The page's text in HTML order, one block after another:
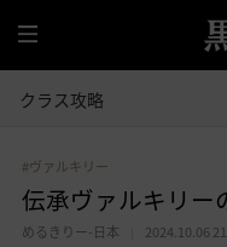
全
体
クラス攻略
#ヴァルキリー
伝承ヴァルキリー
めるきりー-日本
2024.10.06